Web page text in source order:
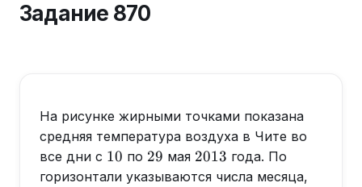
Задание 870
На рисунке жирными точками показана
средняя температура воздуха в Чите во
все дни с 10
10 по 29
29 мая 2013
2013 года. По
горизонтали указываются числа месяца,